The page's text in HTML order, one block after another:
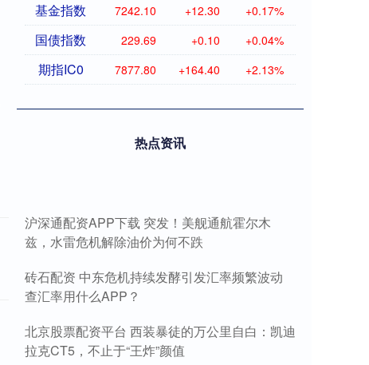
基金指数 7242.10 +12.30 +0.17%
国债指数 229.69 +0.10 +0.04%
期指IC0 7877.80 +164.40 +2.13%
热点资讯
沪深通配资APP下载 突发！美舰通航霍尔木
兹，水雷危机解除油价为何不跌
砖石配资 中东危机持续发酵引发汇率频繁波动
查汇率用什么APP？
北京股票配资平台 西装暴徒的万公里自白：凯迪
拉克CT5，不止于“王炸”颜值